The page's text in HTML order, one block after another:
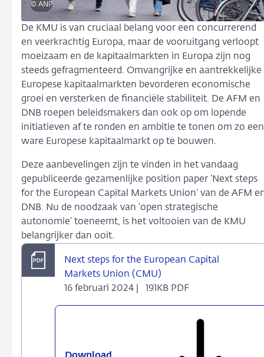
© ANP
De KMU is van cruciaal belang voor een concurrerend
en veerkrachtig Europa, maar de vooruitgang verloopt
moeizaam en de kapitaalmarkten in Europa zijn nog
steeds gefragmenteerd. Omvangrijke en aantrekkelijke
Europese kapitaalmarkten bevorderen economische
groei en versterken de financiële stabiliteit. De AFM en
DNB roepen beleidsmakers dan ook op om lopende
initiatieven af te ronden en ambitie te tonen om zo een
ware Europese kapitaalmarkt op te bouwen.
Deze aanbevelingen zijn te vinden in het vandaag
gepubliceerde gezamenlijke position paper ‘Next steps
for the European Capital Markets Union’ van de AFM
DNB. Nu de noodzaak van ‘open strategische
autonomie’ toeneemt, is het voltooien van de KMU
belangrijker dan ooit.
Next steps for the European Capital
Markets Union (CMU)
16 februari 2024 |
191KB PDF